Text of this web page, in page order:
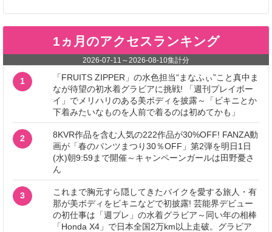
1ヵ月のアクセスランキング
2026-07-11 ～2026-08-10集計分
1
「FRUITS ZIPPER」の水色担当“まなふぃ”こと真中ま
なが待望の初水着グラビアに挑戦! 「週刊プレイボー
イ」でメリハリのある美ボディを披露～「ビキニとか
下着みたいなものを人前で着るのは初めてかも」
2
8KVR作品を含む人気の222作品が30%OFF! FANZA動
画が「春のパンツまつり30％OFF」第2弾を明日1日
(水)朝9:59まで開催～キャンペーンガールは田野憂さ
ん
3
これまで胸元すら隠してきたバイクを愛する旅人・有
那が美ボディをビキニなどで初披露! 芸能界デビュー
の初仕事は「週プレ」の水着グラビア～同い年の相棒
「Honda X4」で日本全国2万km以上走破。グラビア